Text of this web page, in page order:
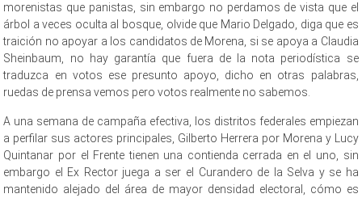
morenistas que panistas, sin embargo no perdamos de vista que el
árbol a veces oculta al bosque, olvide que Mario Delgado, diga que es
traición no apoyar a los candidatos de Morena, si se apoya a Claudia
Sheinbaum, no hay garantía que fuera de la nota periodística se
traduzca en votos ese presunto apoyo, dicho en otras palabras,
ruedas de prensa vemos pero votos realmente no sabemos.
A una semana de campaña efectiva, los distritos federales empiezan
a perfilar sus actores principales, Gilberto Herrera por Morena y Lucy
Quintanar por el Frente tienen una contienda cerrada en el uno, sin
embargo el Ex Rector juega a ser el Curandero de la Selva y se ha
mantenido alejado del área de mayor densidad electoral, cómo es